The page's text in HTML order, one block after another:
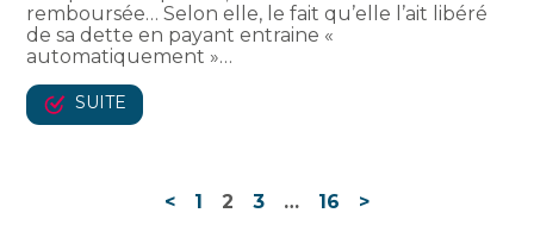
remboursée… Selon elle, le fait qu’elle l’ait libéré
de sa dette en payant entraine «
automatiquement »…
SUITE
Navigation
< 1 2 3 … 16 >